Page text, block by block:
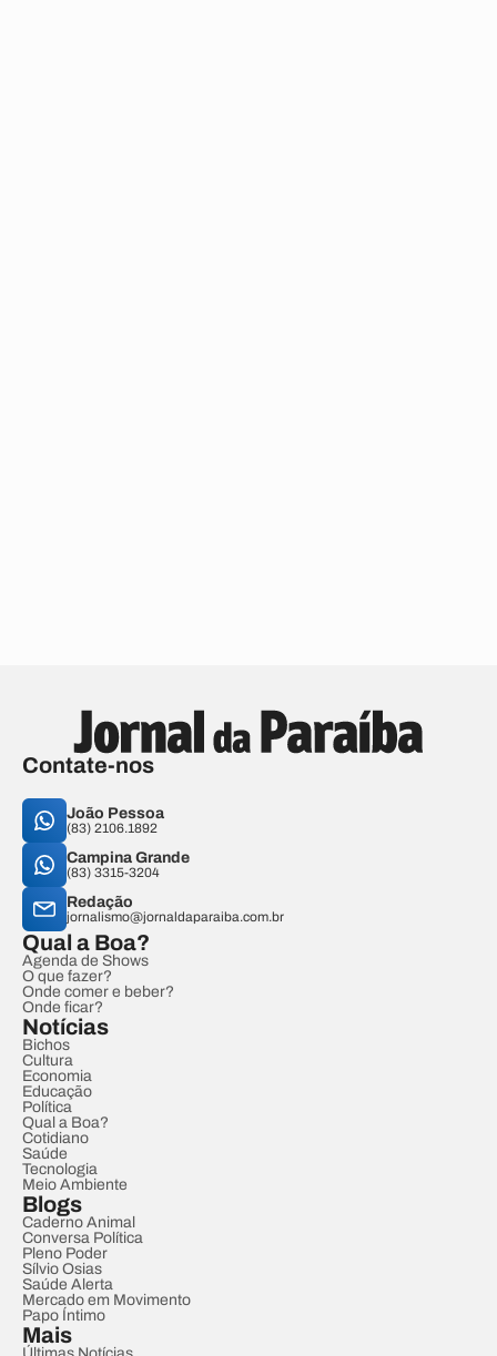
Contate-nos
João Pessoa
(83) 2106.1892
Campina Grande
(83) 3315-3204
Redação
jornalismo@jornaldaparaiba.com.br
Qual a Boa?
Agenda de Shows
O que fazer?
Onde comer e beber?
Onde ficar?
Notícias
Bichos
Cultura
Economia
Educação
Política
Qual a Boa?
Cotidiano
Saúde
Tecnologia
Meio Ambiente
Blogs
Caderno Animal
Conversa Política
Pleno Poder
Sílvio Osias
Saúde Alerta
Mercado em Movimento
Papo Íntimo
Mais